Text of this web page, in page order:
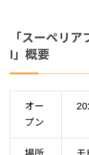
「スーペリア
I」概要
オー
プン